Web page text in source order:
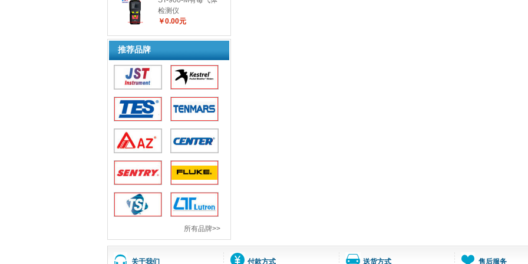
检测仪
￥0.00元
推荐品牌
所有品牌>>
关于我们 付款方式 送货方式 售后服务